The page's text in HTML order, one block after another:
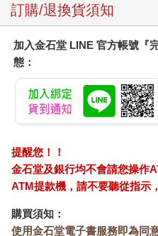
訂購/退換貨須知
加入金石堂 LINE 官方帳號『
態：
提醒您！！
金石堂及銀行均不會請您操作
ATM提款機，請不要聽從指示
購買須知：
使用金石堂電子書服務即為同